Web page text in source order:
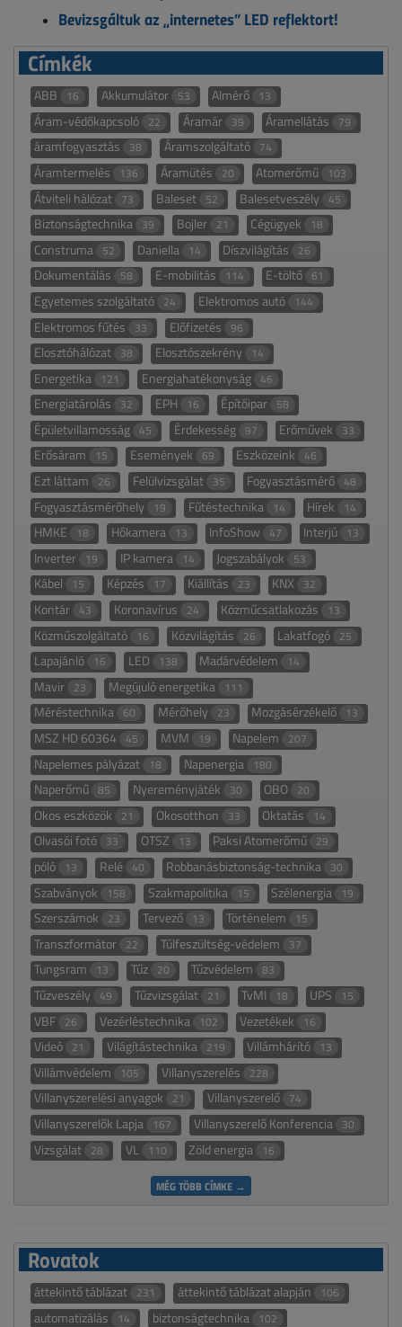
Bevizsgáltuk az „internetes” LED reflektort!
Címkék
ABB 16 Akkumulátor 53 Almérő 13
Áram-védőkapcsoló 22 Áramár 39 Áramellátás 79
áramfogyasztás 38 Áramszolgáltató 74
Áramtermelés 136 Áramütés 20 Atomerőmű 103
Átviteli hálózat 73 Baleset 52 Balesetveszély 45
Biztonságtechnika 39 Bojler 21 Cégügyek 18
Construma 52 Daniella 14 Díszvilágítás 26
Dokumentálás 58 E-mobilitás 114 E-töltő 61
Egyetemes szolgáltató 24 Elektromos autó 144
Elektromos fűtés 33 Előfizetés 96
Elosztóhálózat 38 Elosztószekrény 14
Energetika 121 Energiahatékonyság 46
Energiatárolás 32 EPH 16 Építőipar 58
Épületvillamosság 45 Érdekesség 97 Erőművek 33
Erősáram 15 Események 69 Eszközeink 46
Ezt láttam 26 Felülvizsgálat 35 Fogyasztásmérő 48
Fogyasztásmérőhely 19 Fűtéstechnika 14 Hírek 14
HMKE 18 Hőkamera 13 InfoShow 47 Interjú 13
Inverter 19 IP kamera 14 Jogszabályok 53
Kábel 15 Képzés 17 Kiállítás 23 KNX 32
Kontár 43 Koronavírus 24 Közműcsatlakozás 13
Közműszolgáltató 16 Közvilágítás 26 Lakatfogó 25
Lapajánló 16 LED 138 Madárvédelem 14
Mavir 23 Megújuló energetika 111
Méréstechnika 60 Mérőhely 23 Mozgásérzékelő 13
MSZ HD 60364 45 MVM 19 Napelem 207
Napelemes pályázat 18 Napenergia 180
Naperőmű 85 Nyereményjáték 30 OBO 20
Okos eszközök 21 Okosotthon 33 Oktatás 14
Olvasói fotó 33 OTSZ 13 Paksi Atomerőmű 29
póló 13 Relé 40 Robbanásbiztonság-technika 30
Szabványok 158 Szakmapolitika 15 Szélenergia 19
Szerszámok 23 Tervező 13 Történelem 15
Transzformátor 22 Túlfeszültség-védelem 37
Tungsram 13 Tűz 20 Tűzvédelem 83
Tűzveszély 49 Tűzvizsgálat 21 TvMI 18 UPS 15
VBF 26 Vezérléstechnika 102 Vezetékek 16
Videó 21 Világítástechnika 219 Villámhárító 13
Villámvédelem 105 Villanyszerelés 228
Villanyszerelési anyagok 21 Villanyszerelő 74
Villanyszerelők Lapja 167 Villanyszerelő Konferencia 30
Vizsgálat 28 VL 110 Zöld energia 16
MÉG TÖBB CÍMKE →
Rovatok
áttekintő táblázat 231 áttekintő táblázat alapján 106
automatizálás 14 biztonságtechnika 102